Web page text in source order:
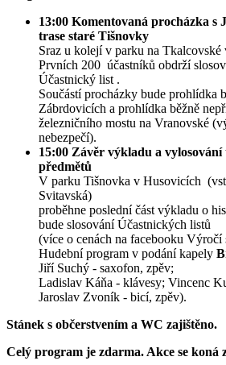
13:00 Komentovaná procházka s
trase staré Tišnovky
Sraz u kolejí v parku na
Prvních 200 účastníků obdrží
Účastnický list .
Součástí procházky bude prohlídka
Zábrdovicích a prohlídka běžně
železničního mostu na Vranovské
nebezpečí).
15:00 Závěr výkladu a
předmětů
V parku Tišnovka v Husovicích
Svitavská)
proběhne poslední část výkladu o
bude slosování Účastnických listů
(více o cenách na facebooku Výročí
Hudební program v podání kapely
Jiří Suchý - saxofon, zpěv;
Ladislav Káňa - klávesy; Vincenc
Jaroslav Zvoník - bicí, zpěv).
Stánek s občerstvením a WC zajištěno.
Celý program je zdarma. Akce se koná